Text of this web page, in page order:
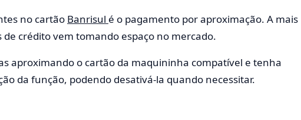
no cartão Banrisul é o pagamento por aproximação. A mais
crédito vem tomando espaço no mercado.
aproximando o cartão da maquininha compatível e tenha
da função, podendo desativá-la quando necessitar.